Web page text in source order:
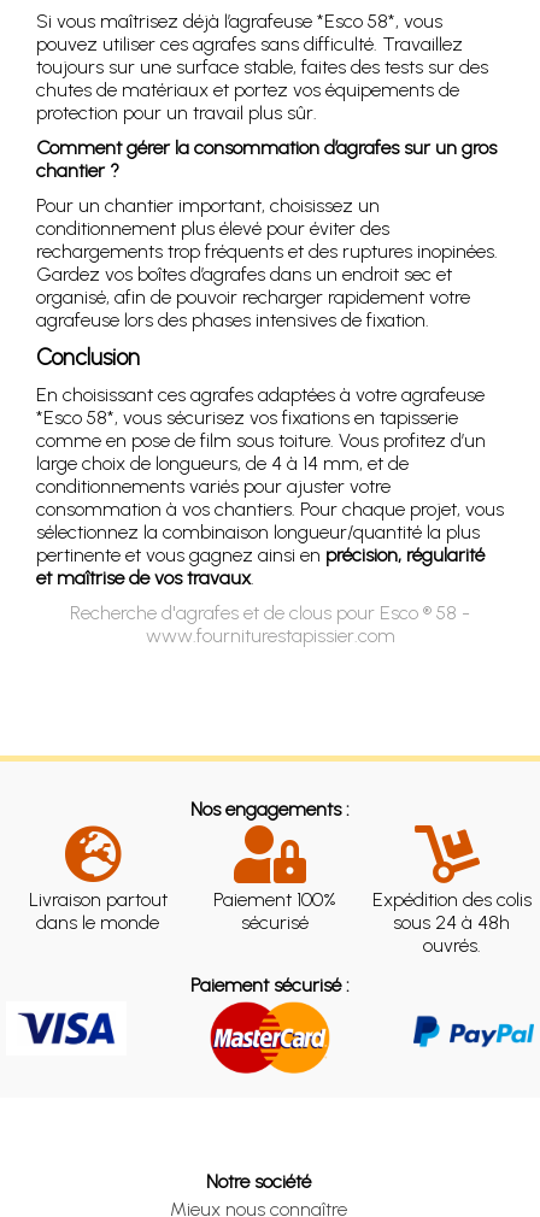
Si vous maîtrisez déjà l’agrafeuse *Esco 58*, vous
pouvez utiliser ces agrafes sans difficulté. Travaillez
toujours sur une surface stable, faites des tests sur des
chutes de matériaux et portez vos équipements de
protection pour un travail plus sûr.
Comment gérer la consommation d’agrafes sur un gros
chantier ?
Pour un chantier important, choisissez un
conditionnement plus élevé pour éviter des
rechargements trop fréquents et des ruptures inopinées.
Gardez vos boîtes d’agrafes dans un endroit sec et
organisé, afin de pouvoir recharger rapidement votre
agrafeuse lors des phases intensives de fixation.
Conclusion
En choisissant ces agrafes adaptées à votre agrafeuse
*Esco 58*, vous sécurisez vos fixations en tapisserie
comme en pose de film sous toiture. Vous profitez d’un
large choix de longueurs, de 4 à 14 mm, et de
conditionnements variés pour ajuster votre
consommation à vos chantiers. Pour chaque projet, vous
sélectionnez la combinaison longueur/quantité la plus
pertinente et vous gagnez ainsi en précision, régularité
et maîtrise de vos travaux.
Recherche d'agrafes et de clous pour Esco ® 58 -
www.fourniturestapissier.com
Nos engagements :
Livraison partout
dans le monde
Paiement 100%
sécurisé
Expédition des colis
sous 24 à 48h
ouvrés.
Paiement sécurisé :
Notre société
Mieux nous connaître